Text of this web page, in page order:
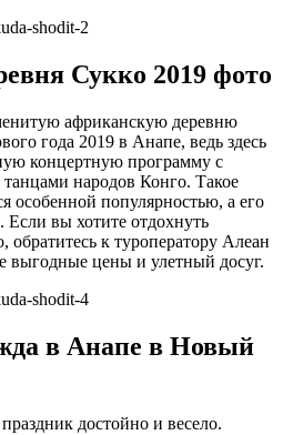
Сукко 2019 фото
африканскую деревню
года 2019 в Анапе, ведь здесь
концертную программу с
народов Конго. Такое
особенной популярностью, а его
Если вы хотите отдохнуть
обратитесь к туроператору Алеан
цены и улетный досуг.
в Анапе в Новый
достойно и весело.